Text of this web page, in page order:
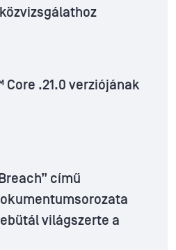
.21.0 verziójának
című
világszerte a